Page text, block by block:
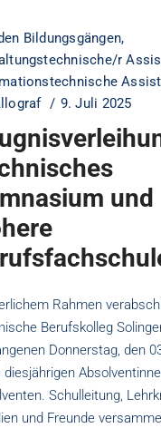
Bildungsgängen,
r
9. Juli 2025
und
Rahmen
Berufskolleg
Donnerstag, den
diesjährigen
Schulleitung,
und Freunde